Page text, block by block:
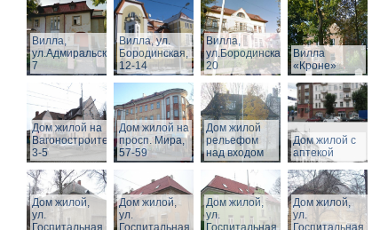
Вилла,
ул.Адмиральская,
7
Вилла, ул.
Бородинская,
12-14
Вилла,
ул.Бородинская,
20
Вилла
«Кроне»
Дом жилой на
Вагоностроительной
3-5
Дом жилой на
просп. Мира,
57-59
Дом жилой
рельефом
над входом
Дом жилой с
аптекой
Дом жилой,
ул.
Дом жилой,
ул.
Дом жилой,
ул.
Дом жилой,
ул.